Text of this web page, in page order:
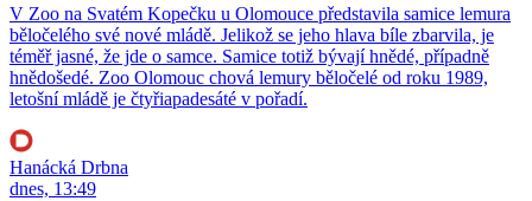
V Zoo na Svatém Kopečku u Olomouce představila samice lemura
běločelého své nové mládě. Jelikož se jeho hlava bíle zbarvila, je
téměř jasné, že jde o samce. Samice totiž bývají hnědé, případně
hnědošedé. Zoo Olomouc chová lemury běločelé od roku 1989,
letošní mládě je čtyřiapadesáté v pořadí.
Hanácká Drbna
dnes, 13:49